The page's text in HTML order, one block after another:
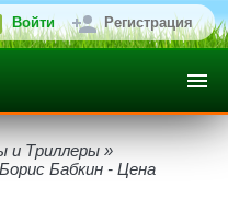
Войти Регистрация
и Триллеры »
Бабкин - Цена